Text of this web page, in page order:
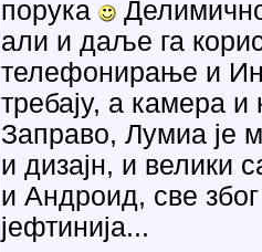
порука
али и даље га
телефонирање и
требају, а камера
Заправо, Лумиа је
и дизајн, и велики
и Андроид, све
јефтинија...